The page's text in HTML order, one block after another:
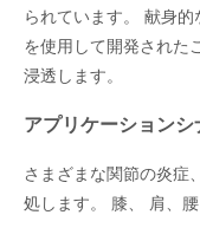
られています。 献身
を使用して開発された
浸透します。
アプリケーションシ
さまざまな関節の炎症
処します。 膝、 肩、腰